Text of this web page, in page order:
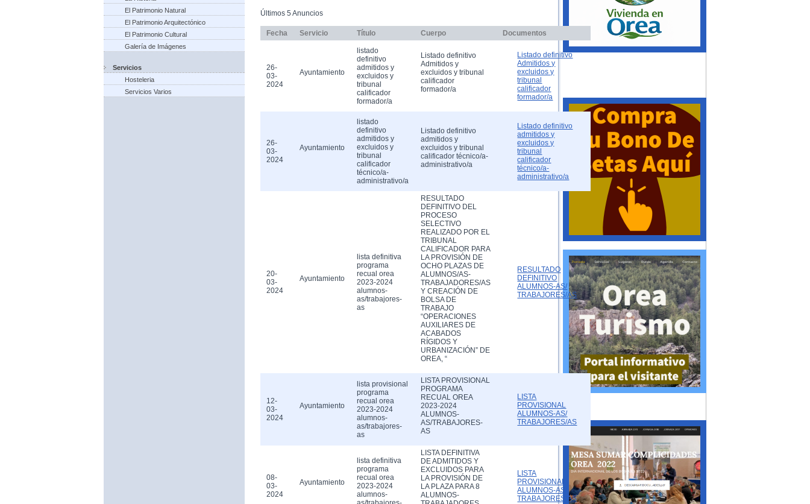
El Patrimonio Natural
El Patrimonio Arquitectónico
El Patrimonio Cultural
Galería de Imágenes
Servicios
Hosteleria
Servicios Varios
Últimos 5 Anuncios
Fecha Servicio Título Cuerpo Documentos
26-
03-
2024
Ayuntamiento
listado
definitivo
admitidos y
excluidos y
tribunal
calificador
formador/a
Listado definitivo
Admitidos y
excluidos y tribunal
calificador
formador/a
Listado definitivo
Admitidos y
excluidos y
tribunal
calificador
formador/a
26-
03-
2024
Ayuntamiento
listado
definitivo
admitidos y
excluidos y
tribunal
calificador
técnico/a-
administrativo/a
Listado definitivo
admitidos y
excluidos y tribunal
calificador técnico/a-
administrativo/a
Listado definitivo
admitidos y
excluidos y
tribunal
calificador
técnico/a-
administrativo/a
20-
03-
2024
Ayuntamiento
lista definitiva
programa
recual orea
2023-2024
alumnos-
as/trabajores-
as
RESULTADO
DEFINITIVO DEL
PROCESO
SELECTIVO
REALIZADO POR EL
TRIBUNAL
CALIFICADOR PARA
LA PROVISIÓN DE
OCHO PLAZAS DE
ALUMNOS/AS-
TRABAJADORES/AS
Y CREACIÓN DE
BOLSA DE
TRABAJO
“OPERACIONES
AUXILIARES DE
ACABADOS
RÍGIDOS Y
URBANIZACIÓN” DE
OREA, “
RESULTADO
DEFINITIVO
ALUMNOS-AS/
TRABAJORES/AS
12-
03-
2024
Ayuntamiento
lista provisional
programa
recual orea
2023-2024
alumnos-
as/trabajores-
as
LISTA PROVISIONAL
PROGRAMA
RECUAL OREA
2023-2024
ALUMNOS-
AS/TRABAJORES-
AS
LISTA
PROVISIONAL
ALUMNOS-AS/
TRABAJORES/AS
08-
03-
2024
Ayuntamiento
lista definitiva
programa
recual orea
2023-2024
alumnos-
LISTA DEFINITIVA
DE ADMITIDOS Y
EXCLUIDOS PARA
LA PROVISIÓN DE
LA PLAZA PARA 8
ALUMNOS-
LISTA
PROVISIONAL
ALUMNOS-AS/
TRABAJORES/AS